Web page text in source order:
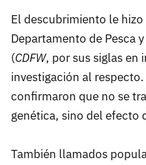
El descubrimiento le
Departamento de Pesca
(CDFW, por sus siglas en
investigación al
confirmaron que no se
genética, sino del efecto
También llamados